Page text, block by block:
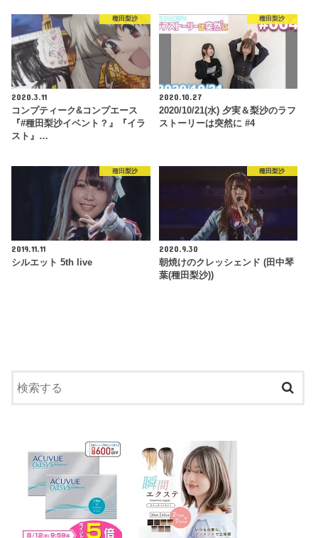
種田梨沙
2020.3.11
コンプティーク&コンプエース
『#種田梨沙イベント？』『イラ
スト』…
種田梨沙
2020.10.27
2020/10/21(水) 夕実＆梨沙のラフ
ストーリーは突然に #4
種田梨沙
2019.11.11
シルエット 5th live
種田梨沙
2020.9.30
朝焼けのクレッシェンド (田中琴
葉(種田梨沙))